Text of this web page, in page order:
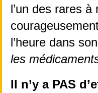
l’un des rares à
l’heure dans
les
Il n’y a PAS